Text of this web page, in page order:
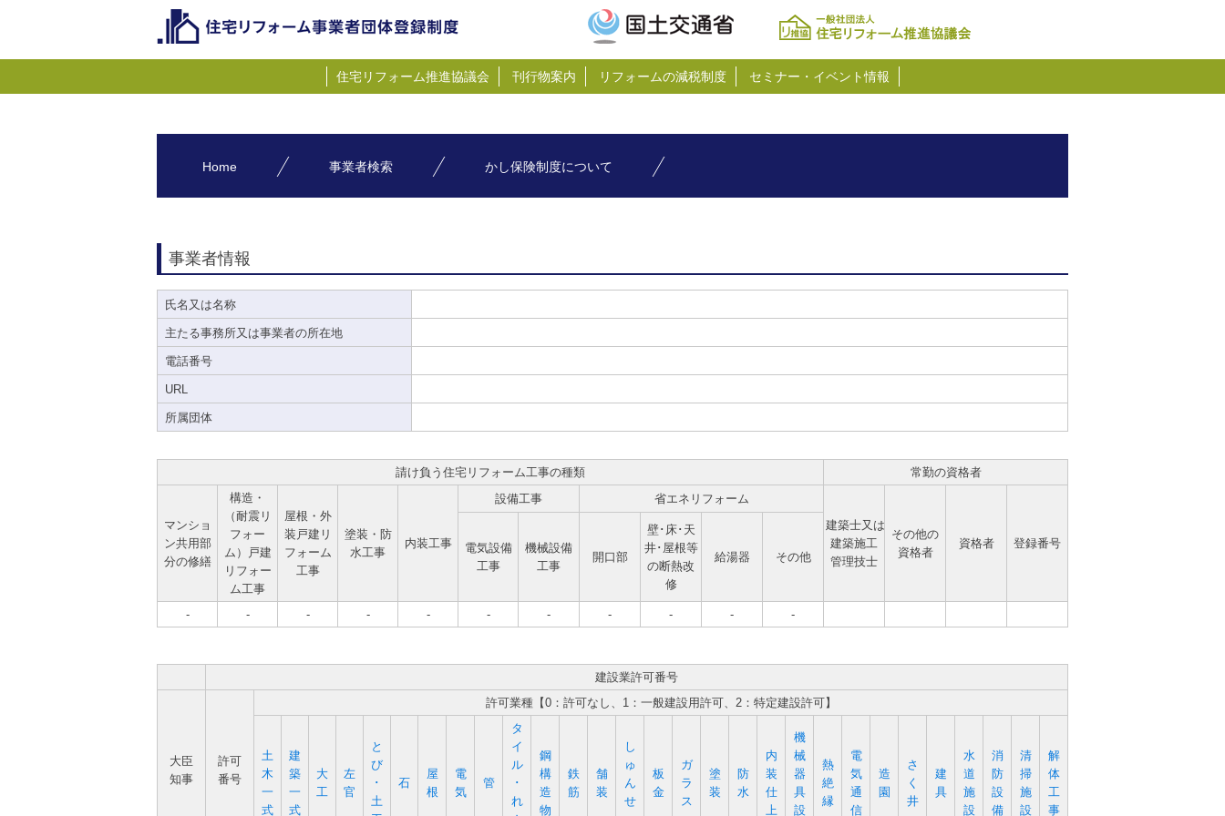
住宅リフォーム推進協議会 刊行物案内 リフォームの減税制度 セミナー・イベント情報
Home 事業者検索 かし保険制度について
事業者情報
氏名又は名称
主たる事務所又は事業者の所在地
電話番号
URL
所属団体
請け負う住宅リフォーム工事の種類 常勤の資格者
マンショ
ン共用部
分の修繕
構造・
（耐震リ
フォー
ム）戸建
リフォー
ム工事
屋根・外
装戸建リ
フォーム
工事
塗装・防
水工事
内装工事
設備工事
省エネリフォーム
建築士又は
建築施工
管理技士
その他の
資格者
資格者 登録番号
電気設備
工事
機械設備
工事
開口部
壁･床･天
井･屋根等
の断熱改
修
給湯器 その他
- - - - - - - - - - -
建設業許可番号
大臣
知事
許可
番号
許可業種【0：許可なし、1：一般建設用許可、2：特定建設許可】
土
木
一
式
建
築
一
式
大
工
左
官
と
び
･
土
石
屋
根
電
気
管
タ
イ
ル
･
れ
鋼
構
造
物
鉄
筋
舗
装
し
ゅ
ん
せ
板
金
ガ
ラ
ス
塗
装
防
水
内
装
仕
上
機
械
器
具
設
熱
絶
縁
電
気
通
信
造
園
さ
く
井
建
具
水
道
施
設
消
防
設
備
清
掃
施
設
解
体
工
事